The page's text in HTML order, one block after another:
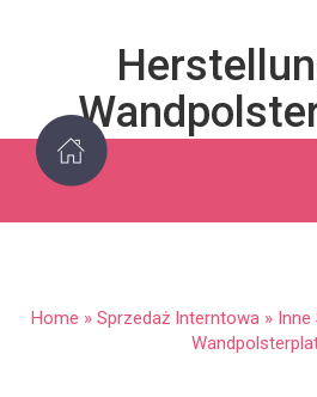
Home » Sprzedaż Interntowa» Inne